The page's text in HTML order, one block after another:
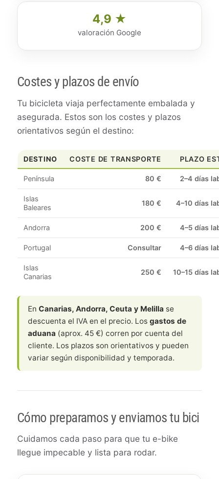
4,9 ★
valoración Google
Costes y plazos de envío
Tu bicicleta viaja perfectamente embalada y
asegurada. Estos son los costes y plazos
orientativos según el destino:
DESTINO COSTE DE TRANSPORTE PLAZO
Península 80 € 2–4 días
Islas
Baleares
180 € 4–10 días
Andorra 200 € 4–5 días
Portugal Consultar 4–6 días
Islas
Canarias
250 € 10–15 días
En Canarias, Andorra, Ceuta y Melilla se
descuenta el IVA en el precio. Los gastos de
aduana (aprox. 45 €) corren por cuenta del
cliente. Los plazos son orientativos y pueden
variar según disponibilidad y temporada.
Cómo preparamos y enviamos tu bici
Cuidamos cada paso para que tu e-bike
llegue impecable y lista para rodar.